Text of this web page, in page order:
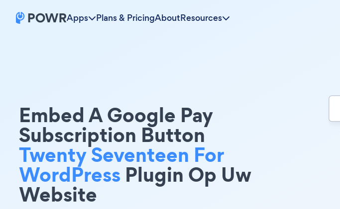
Apps Plans & PricingAboutResources
Embed A Google Pay
Subscription Button
Twenty Seventeen For
WordPress Plugin Op Uw
Website